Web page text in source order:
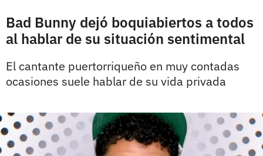
Bad Bunny dejó boquiabiertos a todos
al hablar de su situación sentimental
El cantante puertorriqueño en muy contadas
ocasiones suele hablar de su vida privada